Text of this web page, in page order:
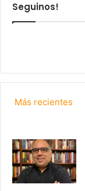
Seguinos!
Más recientes